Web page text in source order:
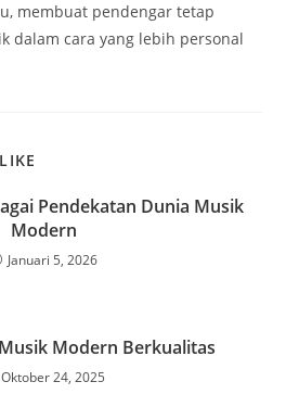
membuat pendengar tetap
dalam cara yang lebih personal
Pendekatan Dunia Musik
Modern
Januari 5, 2026
Modern Berkualitas
Oktober 24, 2025